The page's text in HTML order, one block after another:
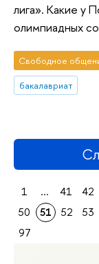
лига». Какие у
олимпиадных
Свободное
бакалавриат
1 ... 41 42
50
51 52 53
97